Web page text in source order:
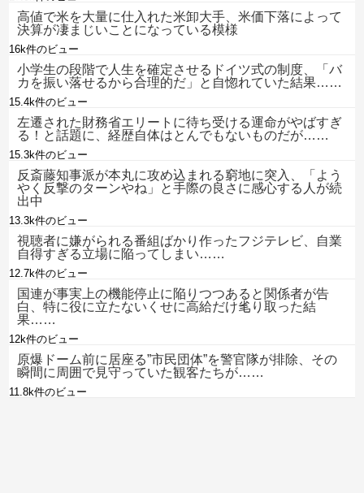
高値で米を大量に仕入れた米卸大手、米価下落によって
決算が凄まじいことになっている模様
16k件のビュー
小学生の段階で人生を確定させるドイツ式の制度、「バ
カを振い落せるから合理的だ」と自惚れていた結果……
15.4k件のビュー
左遷された財務省エリートに待ち受ける運命がやばすぎ
る！と話題に、経歴自体はとんでもないものだが……
15.3k件のビュー
反斎藤知事派が本丸に攻め込まれる窮地に突入、「よう
やく反撃のターンやね」と手際の良さに感心する人が続
出中
13.3k件のビュー
視聴者に嫌がられる番組ばかり作ったフジテレビ、自業
自得すぎる立場に陥ってしまい……
12.7k件のビュー
国連が事実上の機能停止に陥りつつあると関係者が告
白、特に役に立たないくせに高給だけ毟り取った結
果……
12k件のビュー
原爆ドーム前に居座る”市民団体”を警官隊が排除、その
瞬間に周囲で見守っていた観客たちが……
11.8k件のビュー